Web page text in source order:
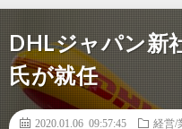
DHLジャパン新
氏が就任
2020.01.06 09:57:45
経営/